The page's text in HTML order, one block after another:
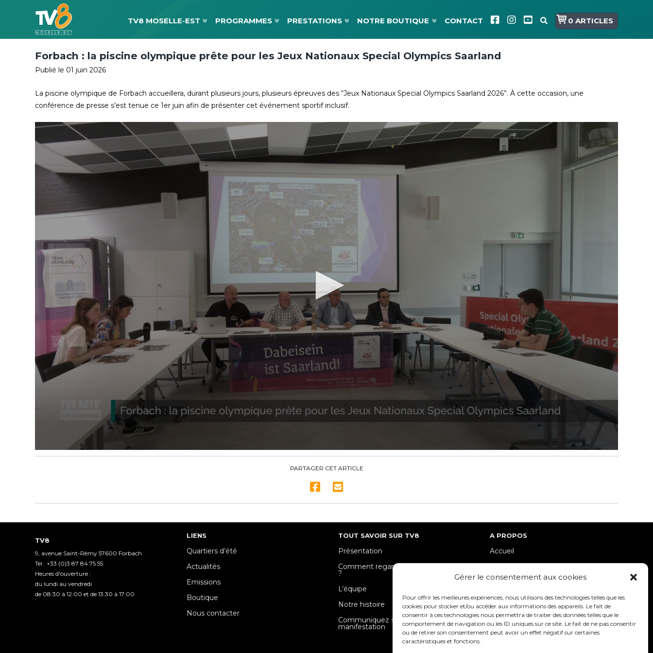
Gérer le consentement aux cookies
Pour offrir les meilleures expériences, nous utilisons des technologies telles que les
cookies pour stocker et/ou accéder aux informations des appareils. Le fait de
consentir à ces technologies nous permettra de traiter des données telles que le
comportement de navigation ou les ID uniques sur ce site. Le fait de ne pas consentir
ou de retirer son consentement peut avoir un effet négatif sur certaines
caractéristiques et fonctions.
TV8 MOSELLE-EST PROGRAMMES PRESTATIONS NOTRE BOUTIQUE CONTACT 0 ARTICLES
Forbach : la piscine olympique prête pour les Jeux Nationaux Special Olympics Saarland
Publié le 01 juin 2026
La piscine olympique de Forbach accueillera, durant plusieurs jours, plusieurs épreuves des “Jeux Nationaux Special Olympics Saarland 2026”. À cette occasion, une
conférence de presse s’est tenue ce 1er juin afin de présenter cet événement sportif inclusif.
PARTAGER CET ARTICLE
TV8
9, avenue Saint-Rémy 57600 Forbach
Tel : +33 (0)3 87 84 75 55
Heures d'ouverture :
du lundi au vendredi
de 08:30 à 12:00 et de 13:30 à 17:00
LIENS
Quartiers d’été
Actualités
Emissions
Boutique
Nous contacter
TOUT SAVOIR SUR TV8
Présentation
Comment regarder TV8 Moselle-Est
?
L’équipe
Notre histoire
Communiquez sur votre
manifestation
A PROPOS
Accueil
Mentions Légales / Crédits
Politique de cookies (UE)
Politique de confidentialité – RGPD